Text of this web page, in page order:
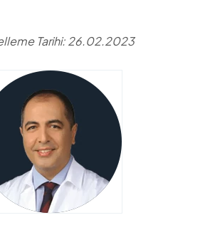
Tarihi: 26.02.2023